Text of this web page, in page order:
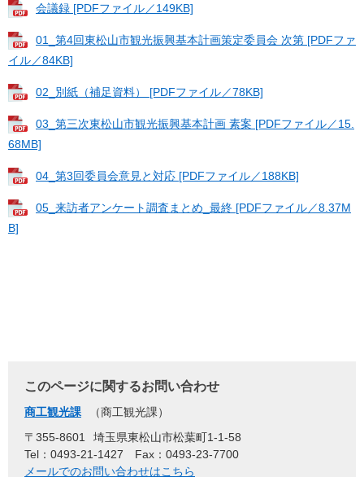
会議録 [PDFファイル／149KB]
01_第4回東松山市観光振興基本計画策定委員会 次第 [PDFファ
イル／84KB]
02_別紙（補足資料） [PDFファイル／78KB]
03_第三次東松山市観光振興基本計画 素案 [PDFファイル／15.
68MB]
04_第3回委員会意見と対応 [PDFファイル／188KB]
05_来訪者アンケート調査まとめ_最終 [PDFファイル／8.37M
B]
このページに関するお問い合わせ
商工観光課
商工観光課
〒355-8601
埼玉県東松山市松葉町1-1-58
Tel：0493-21-1427
Fax：0493-23-7700
メールでのお問い合わせはこちら